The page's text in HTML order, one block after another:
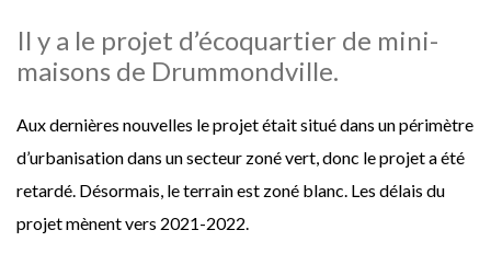
Il y a le projet d’écoquartier de mini-
maisons de Drummondville.
Aux dernières nouvelles le projet était situé dans un périmètre
d’urbanisation dans un secteur zoné vert, donc le projet a été
retardé. Désormais, le terrain est zoné blanc. Les délais du
projet mènent vers 2021-2022.